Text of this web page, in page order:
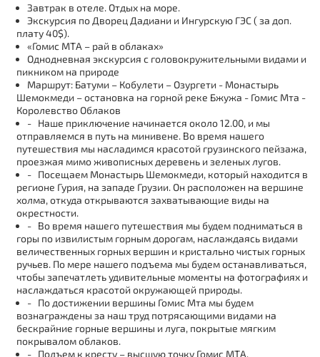
Завтрак в отеле. Отдых на море.
Экскурсия по Дворец Дадиани и Ингурскую ГЭС ( за доп.
плату 40$).
«Гомис МТА – рай в облаках»
Однодневная экскурсия с головокружительными видами и
пикником на природе
Маршрут: Батуми – Кобулети – Озургети - Монастырь
Шемокмеди – остановка на горной реке Бжужа - Гомис Мта -
Королевство Облаков
- Наше приключение начинается около 12.00, и мы
отправляемся в путь на минивене. Во время нашего
путешествия мы насладимся красотой грузинского пейзажа,
проезжая мимо живописных деревень и зеленых лугов.
- Посещаем Монастырь Шемокмеди, который находится в
регионе Гурия, на западе Грузии. Он расположен на вершине
холма, откуда открываются захватывающие виды на
окрестности.
- Во время нашего путешествия мы будем подниматься в
горы по извилистым горным дорогам, наслаждаясь видами
величественных горных вершин и кристально чистых горных
ручьев. По мере нашего подъема мы будем останавливаться,
чтобы запечатлеть удивительные моменты на фотографиях и
наслаждаться красотой окружающей природы.
- По достижении вершины Гомис Мта мы будем
вознаграждены за наш труд потрясающими видами на
бескрайние горные вершины и луга, покрытые мягким
покрывалом облаков.
- Подъем к кресту – высшую точку Гомис МТА.